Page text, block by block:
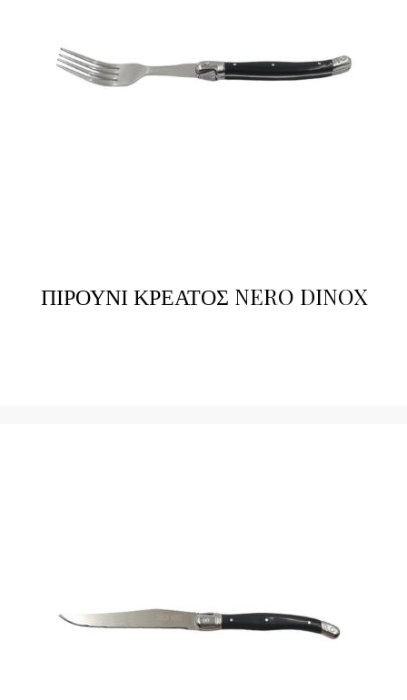
ΠΙΡΟΥΝΙ ΚΡΕΑΤΟΣ NERO DINOX